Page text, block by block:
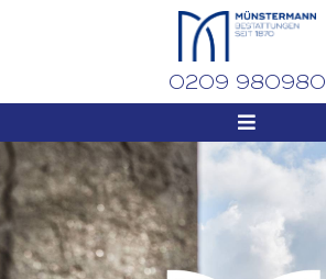
0209 980980